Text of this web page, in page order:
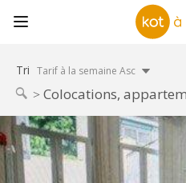
Tri Tarif à la semaine Asc
Colocations,